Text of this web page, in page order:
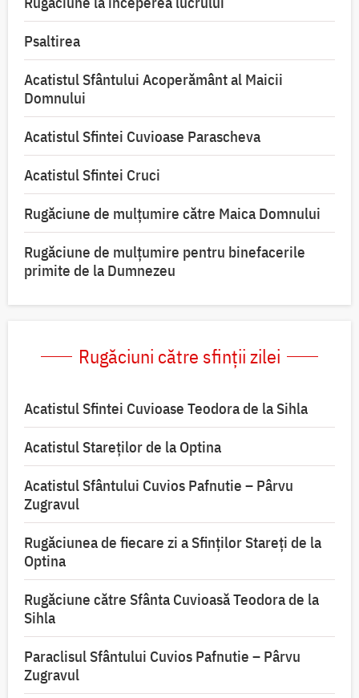
Psaltirea
Acatistul Sfântului Acoperământ al Maicii
Domnului
Acatistul Sfintei Cuvioase Parascheva
Acatistul Sfintei Cruci
Rugăciune de mulţumire către Maica Domnului
Rugăciune de mulțumire pentru binefacerile
primite de la Dumnezeu
Rugăciuni către sfinții zilei
Acatistul Sfintei Cuvioase Teodora de la Sihla
Acatistul Stareţilor de la Optina
Acatistul Sfântului Cuvios Pafnutie – Pârvu
Zugravul
Rugăciunea de fiecare zi a Sfinților Stareți de la
Optina
Rugăciune către Sfânta Cuvioasă Teodora de la
Sihla
Paraclisul Sfântului Cuvios Pafnutie – Pârvu
Zugravul